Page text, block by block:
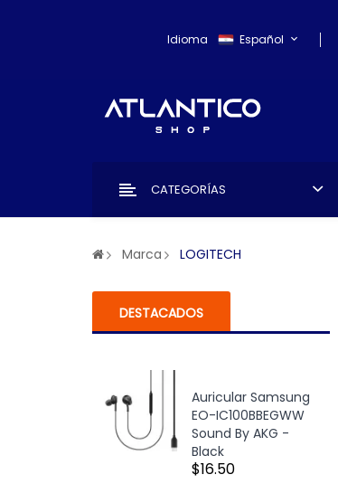
Idioma Español
CATEGORÍAS
Marca LOGITECH
DESTACADOS
Auricular Samsung
EO-IC100BBEGWW
Sound By AKG -
Black
$16.50